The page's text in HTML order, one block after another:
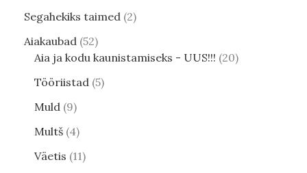
Segahekiks taimed 2
Aiakaubad 52
Aia ja kodu kaunistamiseks - UUS!!! 20
Tööriistad 5
Muld 9
Multš 4
Väetis 11